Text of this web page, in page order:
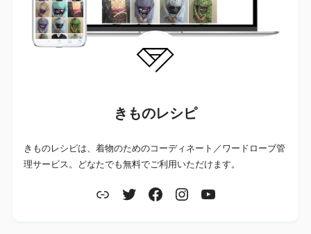
きものレシピ
きものレシピは、着物のためのコーディネート／ワードローブ管
理サービス。どなたでも無料でご利用いただけます。